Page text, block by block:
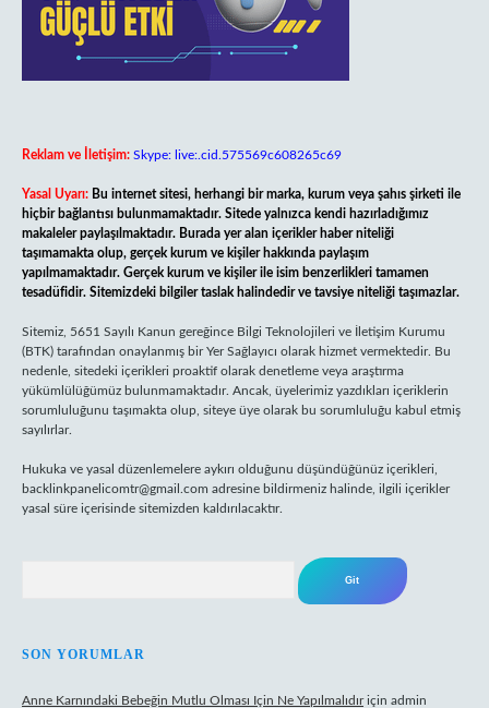
Reklam ve İletişim: Skype: live:.cid.575569c608265c69
Yasal Uyarı: Bu internet sitesi, herhangi bir marka, kurum veya şahıs şirketi ile
hiçbir bağlantısı bulunmamaktadır. Sitede yalnızca kendi hazırladığımız
makaleler paylaşılmaktadır. Burada yer alan içerikler haber niteliği
taşımamakta olup, gerçek kurum ve kişiler hakkında paylaşım
yapılmamaktadır. Gerçek kurum ve kişiler ile isim benzerlikleri tamamen
tesadüfidir. Sitemizdeki bilgiler taslak halindedir ve tavsiye niteliği taşımazlar.
Sitemiz, 5651 Sayılı Kanun gereğince Bilgi Teknolojileri ve İletişim Kurumu
(BTK) tarafından onaylanmış bir Yer Sağlayıcı olarak hizmet vermektedir. Bu
nedenle, sitedeki içerikleri proaktif olarak denetleme veya araştırma
yükümlülüğümüz bulunmamaktadır. Ancak, üyelerimiz yazdıkları içeriklerin
sorumluluğunu taşımakta olup, siteye üye olarak bu sorumluluğu kabul etmiş
sayılırlar.
Hukuka ve yasal düzenlemelere aykırı olduğunu düşündüğünüz içerikleri,
backlinkpanelicomtr@gmail.com adresine bildirmeniz halinde, ilgili içerikler
yasal süre içerisinde sitemizden kaldırılacaktır.
SON YORUMLAR
Anne Karnındaki Bebeğin Mutlu Olması Için Ne Yapılmalıdıriçin admin